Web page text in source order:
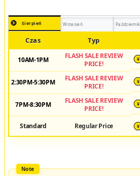
Sierpień Wrzesień Październik
Czas Typ
10AM-1PM
FLASH SALE REVIEW
PRICE!
¥
2:30PM-5:30PM
FLASH SALE REVIEW
PRICE!
¥
7PM-8:30PM
FLASH SALE REVIEW
PRICE!
¥
Standard Regular Price ¥